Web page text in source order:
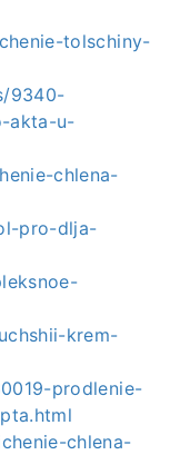
tolschiny-
9340-
akta-u-
chlena-
pro-dlja-
krem-
prodlenie-
chlena-